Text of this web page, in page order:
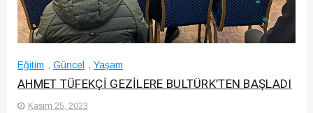
Eğitim , Güncel , Yaşam
AHMET TÜFEKÇİ GEZİLERE BULTÜRK’TEN BAŞLADI
Kasım 25, 2023